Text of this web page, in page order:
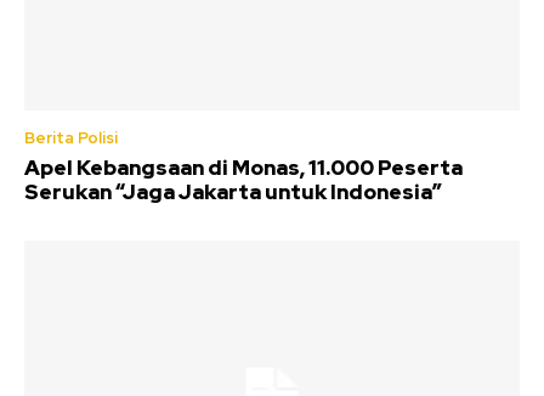
Berita Polisi
Apel Kebangsaan di Monas, 11.000 Peserta
Serukan “Jaga Jakarta untuk Indonesia”